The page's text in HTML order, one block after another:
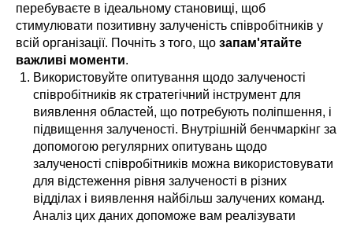
перебуваєте в ідеальному становищі, щоб
стимулювати позитивну залученість співробітників у
всій організації. Почніть з того, що запам'ятайте
важливі моменти.
Використовуйте опитування щодо залученості
співробітників як стратегічний інструмент для
виявлення областей, що потребують поліпшення, і
підвищення залученості. Внутрішній бенчмаркінг за
допомогою регулярних опитувань щодо
залученості співробітників можна використовувати
для відстеження рівня залученості в різних
відділах і виявлення найбільш залучених команд.
Аналіз цих даних допоможе вам реалізувати